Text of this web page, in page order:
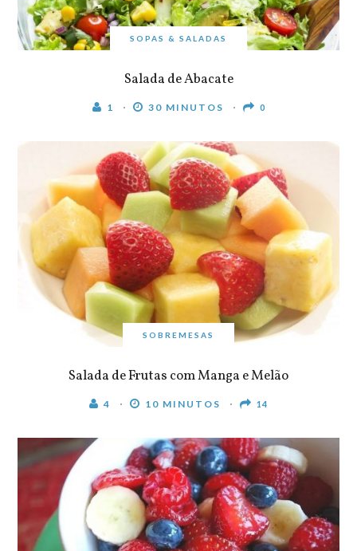
SOPAS & SALADAS
Salada de Abacate
1 30 MINUTOS 0
SOBREMESAS
Salada de Frutas com Manga e Melão
4 10 MINUTOS 14